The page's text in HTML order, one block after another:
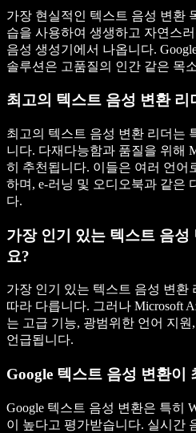
가장 현실적인 텍스트 음성 변환
습을 사용하여 생생하고 자연스
음성 생성기에서 나옵니다.
솔루션은 고품질의 인간 같은 목
최고의 텍스트 음성 변환 리
최고의 텍스트 음성 변환 리더는
니다. 다재다능함과 품질을 위해
히 추천됩니다. 이들은 여러 언어
하며, e-러닝 및 오디오북과 같은
다.
가장 인기 있는 텍스트 음
요?
가장 인기 있는 텍스트 음성 변환
따라 다릅니다. 그러나 Microsoft
는 고급 기능, 광범위한 언어 지
언급됩니다.
Google 텍스트 음성 변환이
Google 텍스트 음성 변환은 특히
이 높다고 평가받습니다. 실시간